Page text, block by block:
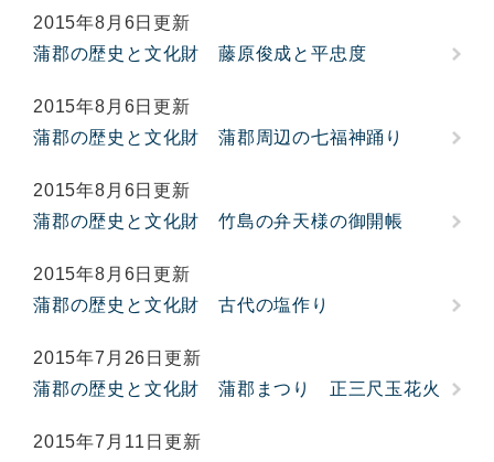
2015年8月6日更新
蒲郡の歴史と文化財 藤原俊成と平忠度
2015年8月6日更新
蒲郡の歴史と文化財 蒲郡周辺の七福神踊り
2015年8月6日更新
蒲郡の歴史と文化財 竹島の弁天様の御開帳
2015年8月6日更新
蒲郡の歴史と文化財 古代の塩作り
2015年7月26日更新
蒲郡の歴史と文化財 蒲郡まつり 正三尺玉花火
2015年7月11日更新